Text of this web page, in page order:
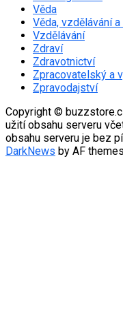
Věda
Věda, vzdělávání
Vzdělávání
Zdraví
Zdravotnictví
Zpracovatelský a
Zpravodajství
Copyright ©
užití obsahu serveru
obsahu serveru je bez
DarkNews by AF